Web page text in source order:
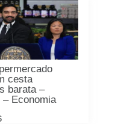
cesta
barata –
– Economia